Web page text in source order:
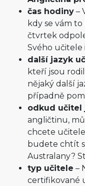
čas hodiny –
kdy se vám to
čtvrtek
Svého učitele
další jazyk
kteří jsou
nějaký další
případně
odkud učitel
angličtinu,
chcete učitele
budete chtít
Australany?
typ učitele –
certifikované